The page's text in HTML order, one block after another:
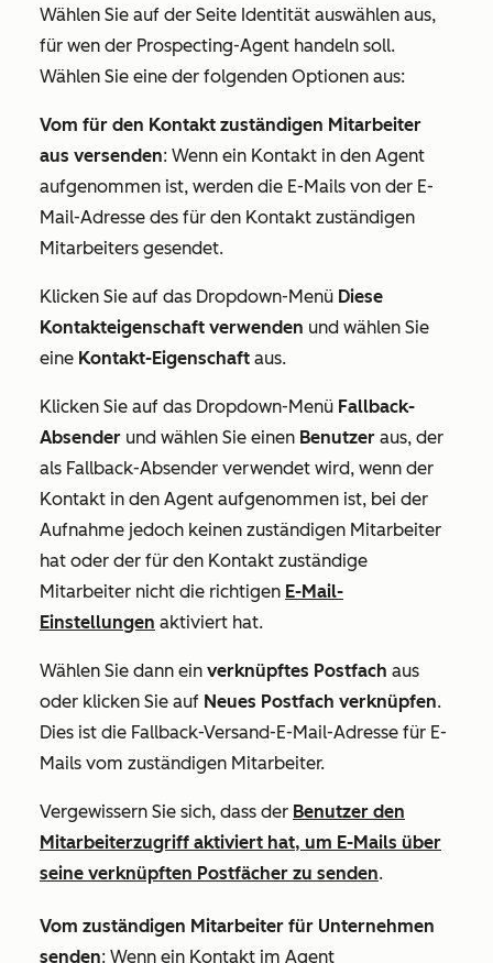
Wählen Sie auf der Seite Identität auswählen aus,
für wen der Prospecting-Agent handeln soll.
Wählen Sie eine der folgenden Optionen aus:
Vom für den Kontakt zuständigen Mitarbeiter
aus versenden: Wenn ein Kontakt in den Agent
aufgenommen ist, werden die E-Mails von der E-
Mail-Adresse des für den Kontakt zuständigen
Mitarbeiters gesendet.
Klicken Sie auf das Dropdown-Menü Diese
Kontakteigenschaft verwenden und wählen Sie
eine Kontakt-Eigenschaft aus.
Klicken Sie auf das Dropdown-Menü Fallback-
Absender und wählen Sie einen Benutzer aus, der
als Fallback-Absender verwendet wird, wenn der
Kontakt in den Agent aufgenommen ist, bei der
Aufnahme jedoch keinen zuständigen Mitarbeiter
hat oder der für den Kontakt zuständige
Mitarbeiter nicht die richtigen E-Mail-
Einstellungen aktiviert hat.
Wählen Sie dann ein verknüpftes Postfach aus
oder klicken Sie auf Neues Postfach verknüpfen.
Dies ist die Fallback-Versand-E-Mail-Adresse für E-
Mails vom zuständigen Mitarbeiter.
Vergewissern Sie sich, dass der Benutzer den
Mitarbeiterzugriff aktiviert hat, um E-Mails über
seine verknüpften Postfächer zu senden.
Vom zuständigen Mitarbeiter für Unternehmen
senden: Wenn ein Kontakt im Agent